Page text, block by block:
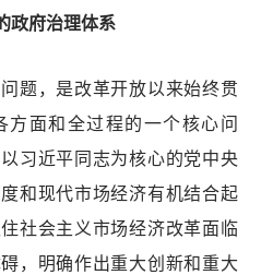
政府治理体系
，是改革开放以来始终贯
方面和全过程的一个核心问
习近平同志为核心的党中央
和现代市场经济有机结合起
社会主义市场经济改革面临
，明确作出重大创新和重大